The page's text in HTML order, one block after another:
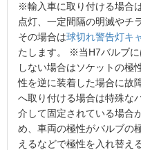
※輸入車に取り付ける場合
点灯、一定間隔の明滅やチ
その場合は球切れ警告灯キ
たします。 ※当H7バルブ
しない場合はソケットの
性を逆に装着した場合に故
へ取り付ける場合は特殊な
介して固定されている場合
め、車両の極性がバルブの
えるなどで極性を入れ替え